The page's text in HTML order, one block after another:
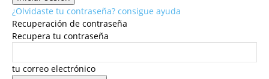
¿Olvidaste tu contraseña? consigue ayuda
Recuperación de contraseña
Recupera tu contraseña
tu correo electrónico